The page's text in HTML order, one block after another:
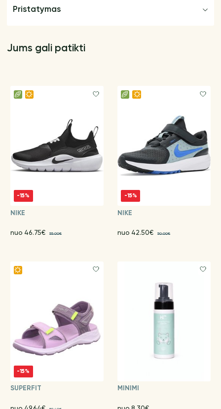
Pristatymas
Jums gali patikti
-15%
NIKE
nuo 46.75€ 55.00€
-15%
NIKE
nuo 42.50€ 50.00€
-15%
SUPERFIT MINIMI